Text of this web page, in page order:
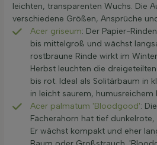
leichten, transparenten Wuchs. Die
verschiedene Größen, Ansprüche
Acer griseum: Der Papier-
bis mittelgroß und wächst
rostbraune Rinde wirkt im
Herbst leuchten die
bis rot. Ideal als Solitärbaum in
in leicht saurem, humusreichem
Acer palmatum 'Bloodgood':
Fächerahorn hat tief
Er wächst kompakt und eher